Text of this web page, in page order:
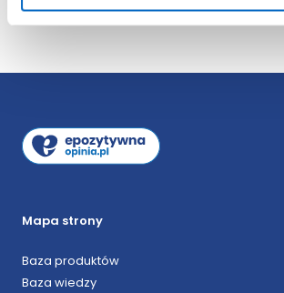
Mapa strony
Baza produktów
Baza wiedzy